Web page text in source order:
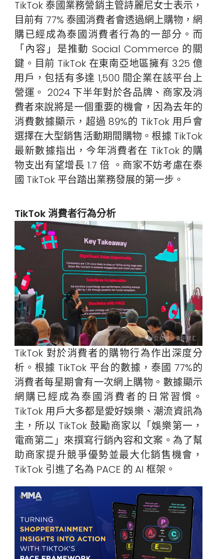
TikTok 泰國業務營銷主管詩麗尼女士表示，
目前有 77% 泰國消費者會透過網上購物，網
購已經成為泰國消費者行為的一部分。而
「內容」是推動 Social Commerce 的關
鍵。目前 TikTok 在東南亞地區擁有 3.25 億
用戶，包括有多達 1,500 間企業在該平台上
營運。 2024 下半年對於各品牌、商家及消
費者來說將是一個重要的機會，因為去年的
消費數據顯示，超過 89%的 TikTok 用戶會
選擇在大型銷售活動期間購物。根據 TikTok
最新數據指出，今年消費者在 TikTok 的購
物支出有望增長 1.7 倍 。商家不妨考慮在泰
國 TikTok 平台踏出業務發展的第一步。
TikTok 消費者行為分析
TikTok 對於消費者的購物行為作出深度分
析。根據 TikTok 平台的數據，泰國 77%的
消費者每星期會有一次網上購物。數據顯示
網購已經成為泰國消費者的日常習慣。
TikTok 用戶大多都是愛好娛樂、潮流資訊為
主，所以 TikTok 鼓勵商家以「娛樂第一，
電商第二」來撰寫行銷內容和文案。為了幫
助商家提升競爭優勢並最大化銷售機會，
TikTok 引進了名為 PACE 的 AI 框架。